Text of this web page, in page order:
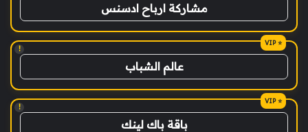
مشاركة ارباح ادسنس
!
عالم الشباب
!
باقة باك لينك